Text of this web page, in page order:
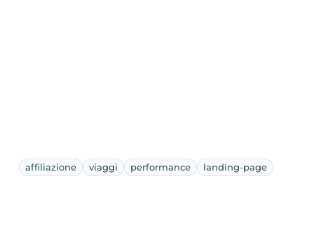
affiliazione viaggi performance landing-page